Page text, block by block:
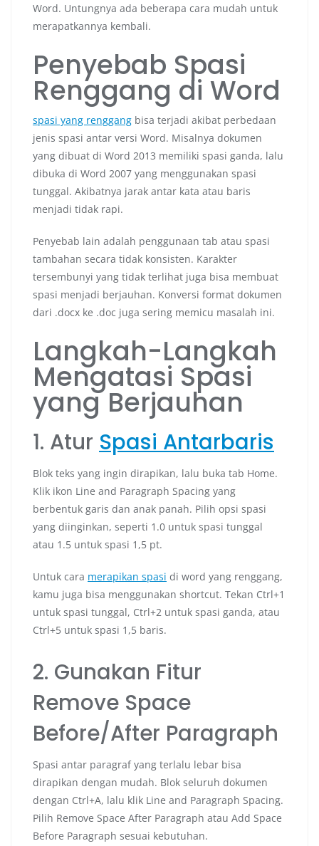
Word. Untungnya ada beberapa cara mudah untuk
merapatkannya kembali.
Penyebab Spasi
Renggang di Word
spasi yang renggang bisa terjadi akibat perbedaan
jenis spasi antar versi Word. Misalnya dokumen
yang dibuat di Word 2013 memiliki spasi ganda, lalu
dibuka di Word 2007 yang menggunakan spasi
tunggal. Akibatnya jarak antar kata atau baris
menjadi tidak rapi.
Penyebab lain adalah penggunaan tab atau spasi
tambahan secara tidak konsisten. Karakter
tersembunyi yang tidak terlihat juga bisa membuat
spasi menjadi berjauhan. Konversi format dokumen
dari .docx ke .doc juga sering memicu masalah ini.
Langkah-Langkah
Mengatasi Spasi
yang Berjauhan
1. Atur Spasi Antarbaris
Blok teks yang ingin dirapikan, lalu buka tab Home.
Klik ikon Line and Paragraph Spacing yang
berbentuk garis dan anak panah. Pilih opsi spasi
yang diinginkan, seperti 1.0 untuk spasi tunggal
atau 1.5 untuk spasi 1,5 pt.
Untuk cara merapikan spasi di word yang renggang,
kamu juga bisa menggunakan shortcut. Tekan Ctrl+1
untuk spasi tunggal, Ctrl+2 untuk spasi ganda, atau
Ctrl+5 untuk spasi 1,5 baris.
2. Gunakan Fitur
Remove Space
Before/After Paragraph
Spasi antar paragraf yang terlalu lebar bisa
dirapikan dengan mudah. Blok seluruh dokumen
dengan Ctrl+A, lalu klik Line and Paragraph Spacing.
Pilih Remove Space After Paragraph atau Add Space
Before Paragraph sesuai kebutuhan.